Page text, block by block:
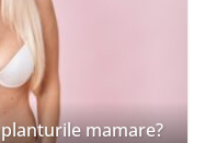
mamare?